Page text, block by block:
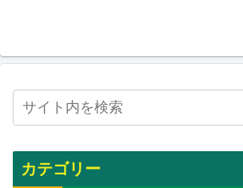
カテゴリー